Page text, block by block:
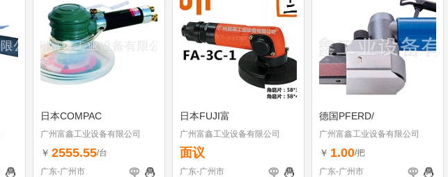
日本COMPAC
广州富鑫工业设备有限公司
￥ 2555.55/台
广东-广州市
日本FUJI富
广州富鑫工业设备有限公司
面议
广东-广州市
德国PFERD/
广州富鑫工业设备有限公司
￥ 1.00/把
广东-广州市